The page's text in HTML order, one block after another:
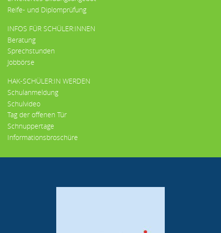
Reife- und Diplomprüfung
INFOS FÜR SCHÜLER:INNEN
Beratung
Sprechstunden
Jobbörse
HAK-SCHÜLER:IN WERDEN
Schulanmeldung
Schulvideo
Tag der offenen Tür
Schnuppertage
Informationsbroschüre